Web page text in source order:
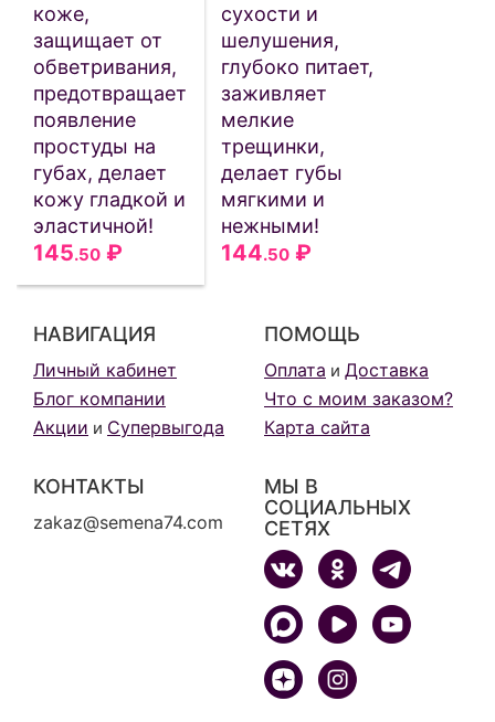
коже,
защищает от
обветривания,
предотвращает
появление
простуды на
губах, делает
кожу гладкой и
эластичной!
145.50 ₽
сухости и
шелушения,
глубоко питает,
заживляет
мелкие
трещинки,
делает губы
мягкими и
нежными!
144.50 ₽
НАВИГАЦИЯ
Личный кабинет
Блог компании
Акции и Супервыгода
ПОМОЩЬ
Оплата и Доставка
Что с моим заказом?
Карта сайта
КОНТАКТЫ
zakaz@semena74.com
МЫ В
СОЦИАЛЬНЫХ
СЕТЯХ